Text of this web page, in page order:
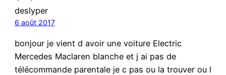
deslyper
6 août 2017
bonjour je vient d avoir une voiture Electric
Mercedes Maclaren blanche et j ai pas de
télécommande parentale je c pas ou la trouver ou l